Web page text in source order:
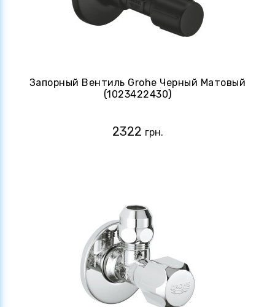
Запорный Вентиль Grohe Черный Матовый
(1023422430)
2322 грн.